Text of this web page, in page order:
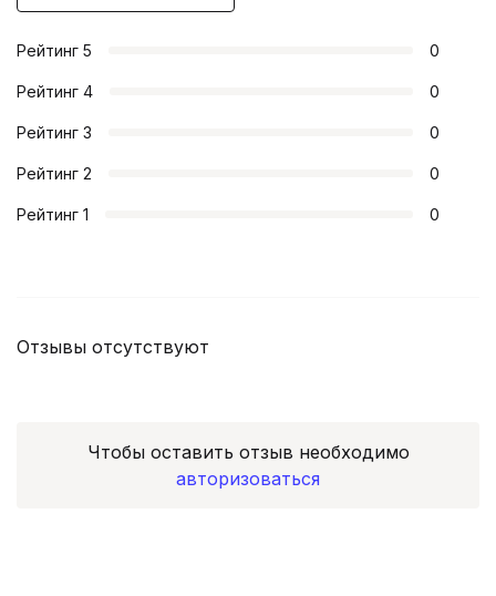
Рейтинг 5 0
Рейтинг 4 0
Рейтинг 3 0
Рейтинг 2 0
Рейтинг 1 0
Отзывы отсутствуют
Чтобы оставить отзыв необходимо
авторизоваться